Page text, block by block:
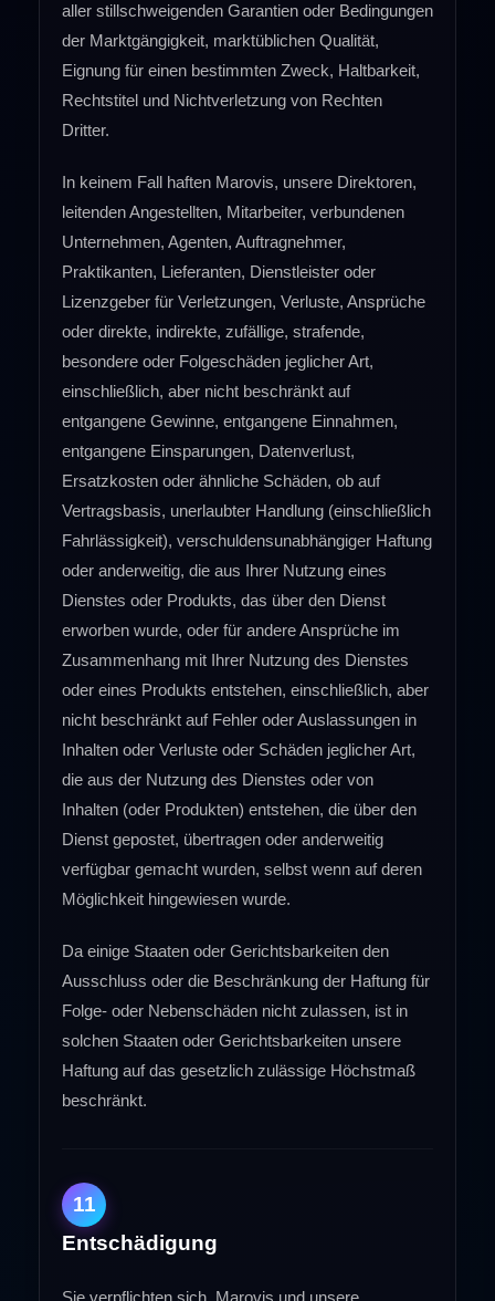
aller stillschweigenden Garantien oder Bedingungen
der Marktgängigkeit, marktüblichen Qualität,
Eignung für einen bestimmten Zweck, Haltbarkeit,
Rechtstitel und Nichtverletzung von Rechten
Dritter.
In keinem Fall haften Marovis, unsere Direktoren,
leitenden Angestellten, Mitarbeiter, verbundenen
Unternehmen, Agenten, Auftragnehmer,
Praktikanten, Lieferanten, Dienstleister oder
Lizenzgeber für Verletzungen, Verluste, Ansprüche
oder direkte, indirekte, zufällige, strafende,
besondere oder Folgeschäden jeglicher Art,
einschließlich, aber nicht beschränkt auf
entgangene Gewinne, entgangene Einnahmen,
entgangene Einsparungen, Datenverlust,
Ersatzkosten oder ähnliche Schäden, ob auf
Vertragsbasis, unerlaubter Handlung (einschließlich
Fahrlässigkeit), verschuldensunabhängiger Haftung
oder anderweitig, die aus Ihrer Nutzung eines
Dienstes oder Produkts, das über den Dienst
erworben wurde, oder für andere Ansprüche im
Zusammenhang mit Ihrer Nutzung des Dienstes
oder eines Produkts entstehen, einschließlich, aber
nicht beschränkt auf Fehler oder Auslassungen in
Inhalten oder Verluste oder Schäden jeglicher Art,
die aus der Nutzung des Dienstes oder von
Inhalten (oder Produkten) entstehen, die über den
Dienst gepostet, übertragen oder anderweitig
verfügbar gemacht wurden, selbst wenn auf deren
Möglichkeit hingewiesen wurde.
Da einige Staaten oder Gerichtsbarkeiten den
Ausschluss oder die Beschränkung der Haftung für
Folge- oder Nebenschäden nicht zulassen, ist in
solchen Staaten oder Gerichtsbarkeiten unsere
Haftung auf das gesetzlich zulässige Höchstmaß
beschränkt.
11
Entschädigung
Sie verpflichten sich, Marovis und unsere